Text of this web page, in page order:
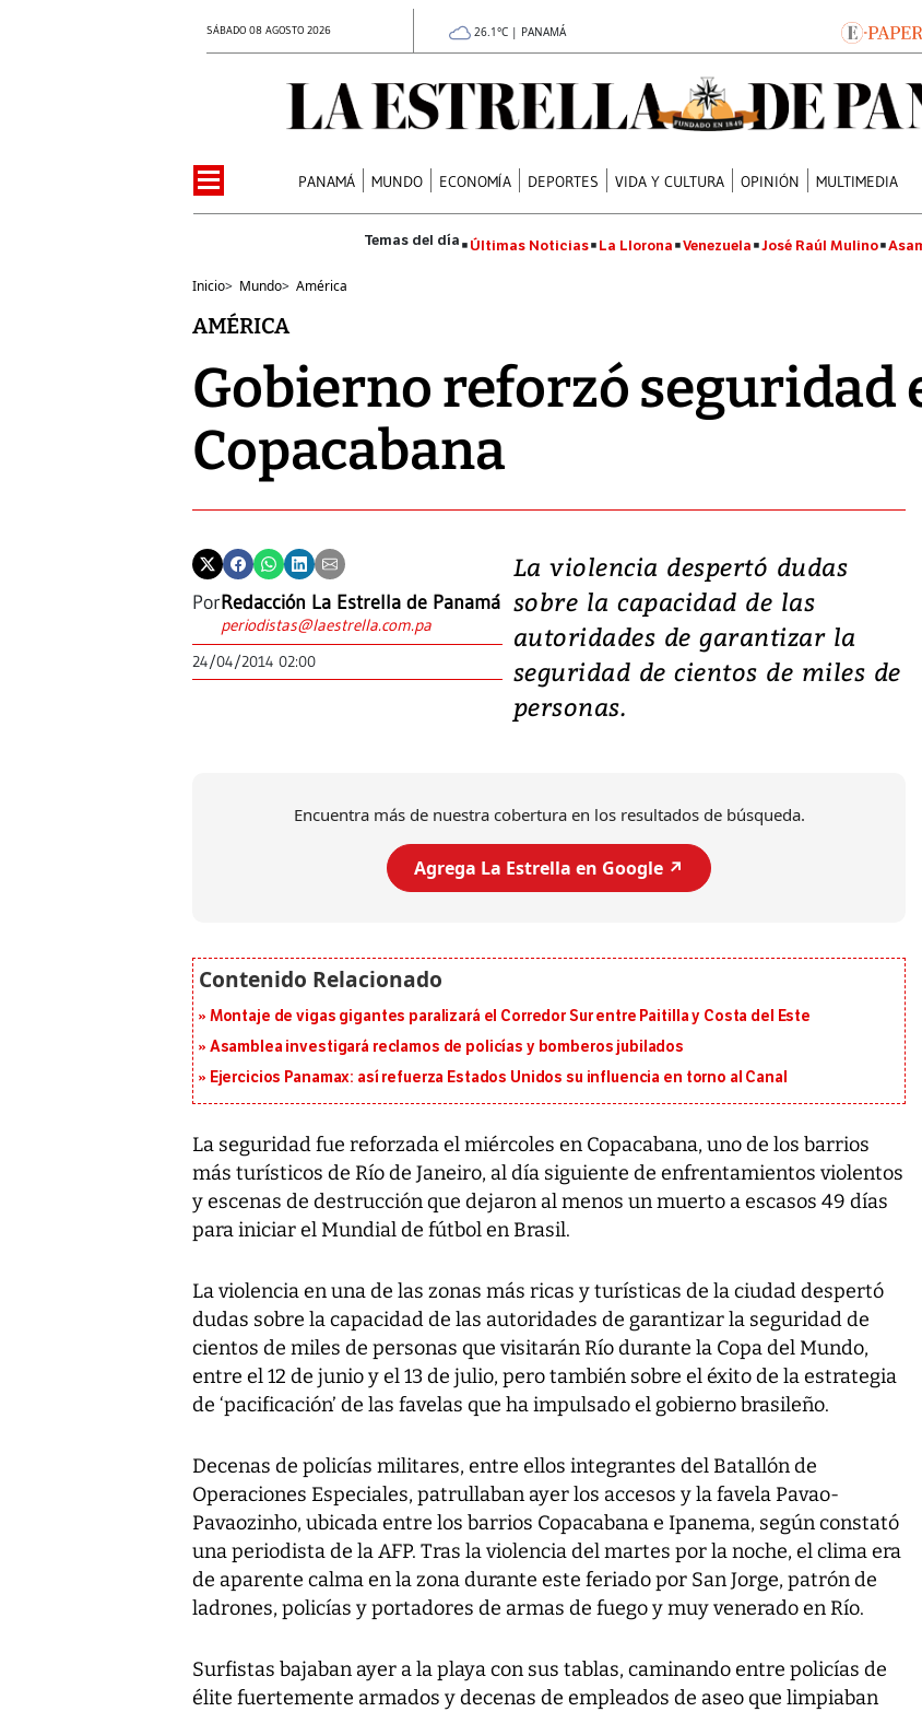
SÁBADO 08 AGOSTO 2026 26.1°C | PANAMÁ
PANAMÁ MUNDO ECONOMÍA DEPORTES VIDA Y CULTURA OPINIÓN MULTIMEDIA
Últimas Noticias La Llorona Venezuela José Raúl Mulino
Inicio> Mundo> América
AMÉRICA
Gobierno reforzó seguridad
Copacabana
PorRedacción La Estrella de Panamá
periodistas@laestrella.com.pa
24/04/2014 02:00
La violencia despertó dudas
sobre la capacidad de las
autoridades de garantizar la
seguridad de cientos de miles de
personas.
Encuentra más de nuestra cobertura en los resultados de búsqueda.
Agrega La Estrella en Google ↗️
Montaje de vigas gigantes paralizará el Corredor Sur entre Paitilla y Costa del Este
Asamblea investigará reclamos de policías y bomberos jubilados
Ejercicios Panamax: así refuerza Estados Unidos su influencia en torno al Canal
La seguridad fue reforzada el miércoles en Copacabana, uno de los barrios
más turísticos de Río de Janeiro, al día siguiente de enfrentamientos violentos
y escenas de destrucción que dejaron al menos un muerto a escasos 49 días
para iniciar el Mundial de fútbol en Brasil.
La violencia en una de las zonas más ricas y turísticas de la ciudad despertó
dudas sobre la capacidad de las autoridades de garantizar la seguridad de
cientos de miles de personas que visitarán Río durante la Copa del Mundo,
entre el 12 de junio y el 13 de julio, pero también sobre el éxito de la estrategia
de ‘pacificación’ de las favelas que ha impulsado el gobierno brasileño.
Decenas de policías militares, entre ellos integrantes del Batallón de
Operaciones Especiales, patrullaban ayer los accesos y la favela Pavao-
Pavaozinho, ubicada entre los barrios Copacabana e Ipanema, según constató
una periodista de la AFP. Tras la violencia del martes por la noche, el clima era
de aparente calma en la zona durante este feriado por San Jorge, patrón de
ladrones, policías y portadores de armas de fuego y muy venerado en Río.
Surfistas bajaban ayer a la playa con sus tablas, caminando entre policías de
élite fuertemente armados y decenas de empleados de aseo que limpiaban
Video: Lula lanza su
candidatura con
promesas de inversión
en defensa, educación y
tierras raras
Entre recuerdos y escuetas
da Silva, oficializó este domingo su
candidatura